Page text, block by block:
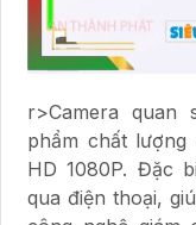
r>Camera
phẩm chất
HD 1080P. Đặc
qua điện thoại,